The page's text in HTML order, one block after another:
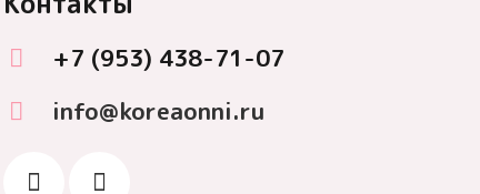
+7 (953) 438-71-07
info@koreaonni.ru